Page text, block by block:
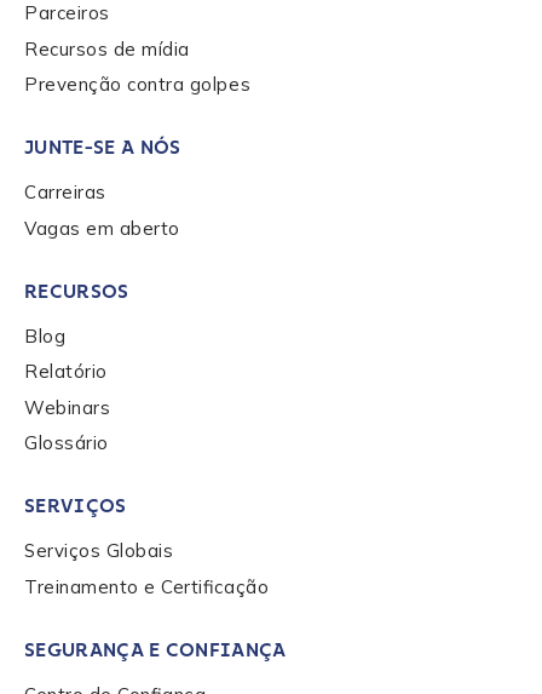
Parceiros
Recursos de mídia
Prevenção contra golpes
JUNTE-SE A NÓS
Carreiras
Vagas em aberto
RECURSOS
Blog
Relatório
Webinars
Glossário
SERVIÇOS
Serviços Globais
Treinamento e Certificação
SEGURANÇA E CONFIANÇA